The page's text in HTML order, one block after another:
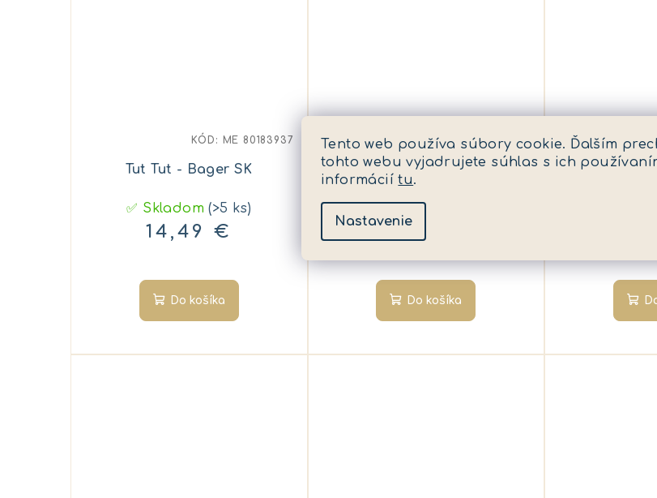
Tento web používa súbory cookie. Ďalším
tohto webu vyjadrujete súhlas s ich
informáciítu.
Nastavenie
Tut Tut - Bager SK
✅ Skladom(>5 ks)
14,49 €
Do košíka
KÓD: ME 80183937
Tut Tut - Dráha s
raketovým štartom SK
✅ Skladom
42,99 €
Do košíka
KÓD: ME 89152729
Tut Tut -